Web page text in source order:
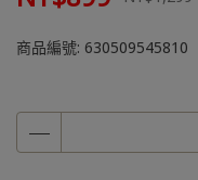
商品編號: 630509545810